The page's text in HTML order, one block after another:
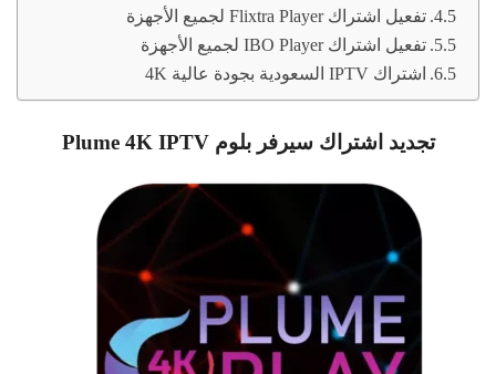
تفعيل اشتراك Flixtra Player لجميع الأجهزة
تفعيل اشتراك IBO Player لجميع الأجهزة
اشتراك IPTV السعودية بجودة عالية 4K
تجديد اشتراك سيرفر بلوم Plume 4K IPTV